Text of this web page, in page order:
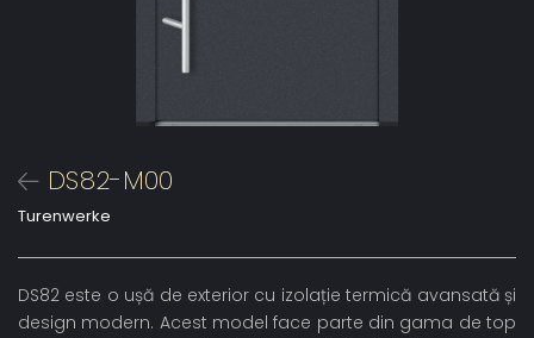
DS82-M00
Turenwerke
DS82 este o ușă de exterior cu izolație termică avansată și
design modern. Acest model face parte din gama de top